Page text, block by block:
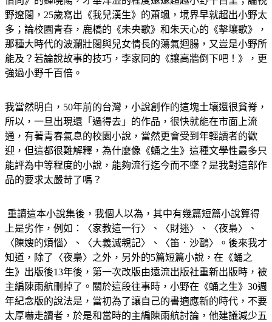
野遼闊，25歲寫出《我兒漢生》的蕭颯，境界早就超出小野太
多；論校園青春，鹿橋的《未央歌》和朱天心的《擊壤歌》，
那種大時代的波瀾壯闊與兒女情長的蕩氣迴腸，又豈是小野所
能及？若論說故事的技巧，李家同的《讓高牆倒下吧！》，更
強過小野千百倍。
我當然明白，50年前的台灣，小說創作的這塊土壤還很貧脊，
所以，一旦出現還「過得去」的作品，很快就能在市面上流
通，有著青春氣息的校園小說，當然更會受到年輕讀者的歡
迎，但這都很難解釋，為什麼像《蛹之生》這種文學性最多只
能評為中等程度的小說，能夠流行迄今而不墜？是我對這部作
品的要求太嚴苛了嗎？
重讀這本小說集後，我個人以為，其中有幾篇短篇小說算得
上是劣作，例如：〈家教這一行〉、〈財迷〉、〈夜梟〉、
〈陳嫂的煩惱〉、〈大義滅親記〉、〈笛．沙鷗〉。後來我才
知道，除了〈夜梟〉之外，另外的5篇短篇小說，在《蛹之
生》出版後13年後，第一次改版由遠流出版社重新出版時，被
主編陳雨航刪掉了。關於這段往事時，小野在《蛹之生》30週
年紀念版的說法是，當初為了讓自己的書適應新的時代，不要
太厚嚇走讀者，於是和當時的主編陳雨航討論，他建議減少五